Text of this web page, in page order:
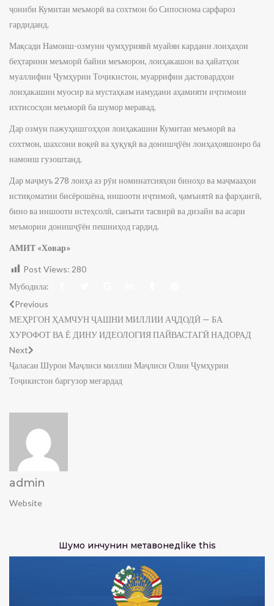
ҷониби Кумитаи меъморӣ ва сохтмон бо Сипоснома сарфароз
гардиданд.
Мақсади Намоиш-озмуни ҷумҳуриявӣ муайян кардани лоиҳаҳои
беҳтарини меъморӣ байни меъморон, лоиҳакашон ва ҳайатҳои
муаллифии Ҷумҳурии Тоҷикистон, муаррифии дастовардҳои
лоиҳакашии муосир ва мустаҳкам намудани аҳамияти иҷтимоии
ихтисосҳои меъморӣ ба шумор меравад.
Дар озмун пажуҳишгоҳҳои лоиҳакашии Кумитаи меъморӣ ва
сохтмон, шахсони воқеӣ ва ҳуқуқӣ ва донишҷӯён лоиҳаҳояшонро ба
намоиш гузоштанд.
Дар маҷмуъ 278 лоиҳа аз рӯи номинатсияҳои биноҳо ва маҷмааҳои
истиқоматии бисёрошёна, иншооти иҷтимоӣ, ҷамъиятӣ ва фарҳангӣ,
бино ва иншооти истеҳсолӣ, санъати тасвирӣ ва дизайн ва асари
меъмории донишҷӯён пешниҳод гардид.
АМИТ «Ховар»
Post Views: 280
Мубодила:
Previous
МЕҲРГОН ҲАМЧУН ҶАШНИ МИЛЛИИ АҶДОДӢ — БА
ХУРОФОТ ВА Ё ДИНУ ИДЕОЛОГИЯ ПАЙВАСТАГӢ НАДОРАД
Next
Ҷаласаи Шурои Маҷлиси миллии Маҷлиси Олии Ҷумҳурии
Тоҷикистон баргузор мегардад
admin
Website
Шумо инчунин метавонедlike this